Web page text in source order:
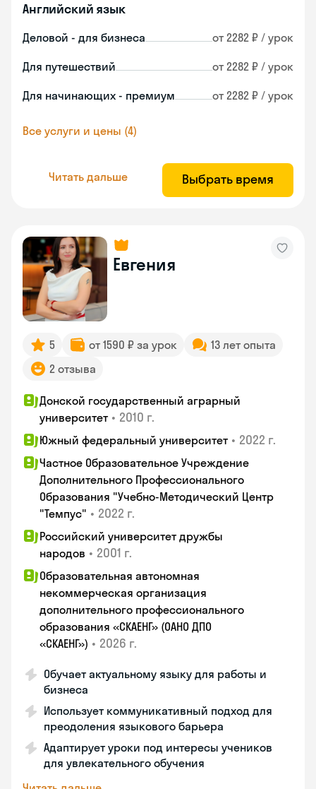
Английский язык
Деловой - для бизнеса от 2282 ₽ / урок
Для путешествий от 2282 ₽ / урок
Для начинающих - премиум от 2282 ₽ / урок
Все услуги и цены (4)
Читать дальше Выбрать время
Евгения
5 от 1590 ₽ за урок
13 лет опыта
2 отзыва
Донской государственный аграрный
университет • 2010 г.
Южный федеральный университет • 2022 г.
Частное Образовательное Учреждение
Дополнительного Профессионального
Образования "Учебно-Методический Центр
"Темпус" • 2022 г.
Российский университет дружбы
народов • 2001 г.
Образовательная автономная
некоммерческая организация
дополнительного профессионального
образования «СКАЕНГ» (ОАНО ДПО
«СКАЕНГ») • 2026 г.
Обучает актуальному языку для работы и
бизнеса
Использует коммуникативный подход для
преодоления языкового барьера
Адаптирует уроки под интересы учеников
для увлекательного обучения